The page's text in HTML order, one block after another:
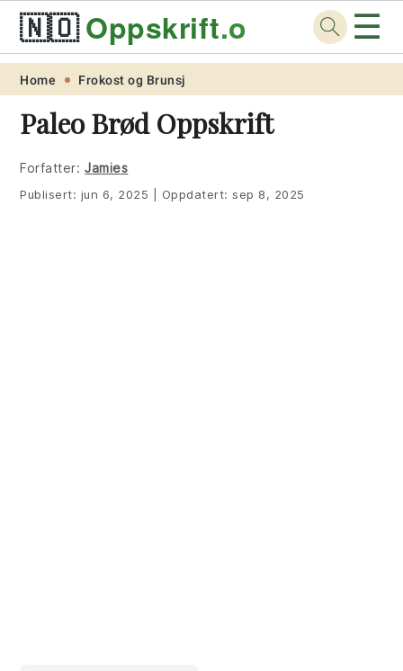
Skip
primary
navigation
Skip
main
content
Skip
primary
sidebar
Skip
footer
🇳🇴Oppskrift.org ☰
Home Frokost og Brunsj
Paleo Brød Oppskrift
Forfatter: Jamies
Publisert: jun 6, 2025 Oppdatert:sep 8, 2025